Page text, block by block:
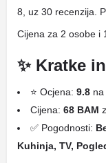
8, uz 30 recenzija.
Cijena za 2 osobe i
✨ Kratke
⭐ Ocjena: 9.8
Cijena: 68 BAM
✅ Pogodnosti:
Kuhinja, TV,